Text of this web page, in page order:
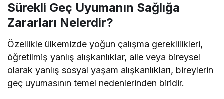
Sürekli Geç Uyumanın Sağlığa
Zararları Nelerdir?
Özellikle ülkemizde yoğun çalışma gereklilikleri,
öğretilmiş yanlış alışkanlıklar, aile veya bireysel
olarak yanlış sosyal yaşam alışkanlıkları, bireylerin
geç uyumasının temel nedenlerinden biridir.